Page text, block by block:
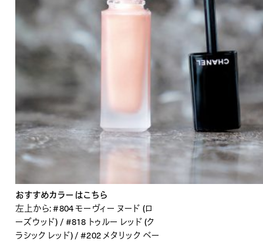
おすすめカラーはこちら
左上から: #804 モーヴィー ヌード (ロ
ーズウッド) / #818 トゥルー レッド (ク
ラシック レッド) / #202 メタリック ベー